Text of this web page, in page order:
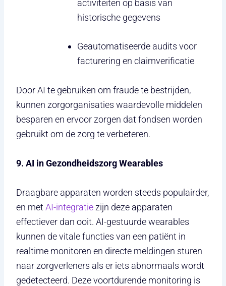
activiteiten op basis van
historische gegevens
Geautomatiseerde audits voor
facturering en claimverificatie
Door AI te gebruiken om fraude te bestrijden,
kunnen zorgorganisaties waardevolle middelen
besparen en ervoor zorgen dat fondsen worden
gebruikt om de zorg te verbeteren.
9. AI in Gezondheidszorg Wearables
Draagbare apparaten worden steeds populairder,
en metAI-integratie zijn deze apparaten
effectiever dan ooit. AI-gestuurde wearables
kunnen de vitale functies van een patiënt in
realtime monitoren en directe meldingen sturen
naar zorgverleners als er iets abnormaals wordt
gedetecteerd. Deze voortdurende monitoring is